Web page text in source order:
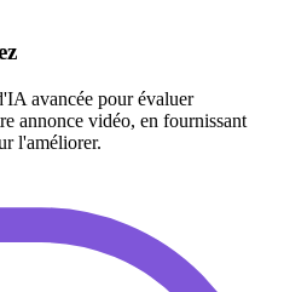
avancée pour évaluer
annonce vidéo, en fournissant
l'améliorer.